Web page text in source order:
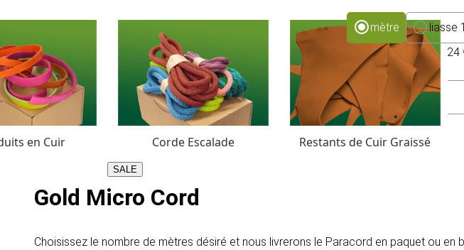
en Cuir Corde Escalade Restants de Cuir Graissé
SALE
mètre liasse
Achetez 300 pour
Quantité
Gold Micro Cord
Choisissez le nombre de mètres désiré et nous livrerons le Paracord en paquet ou